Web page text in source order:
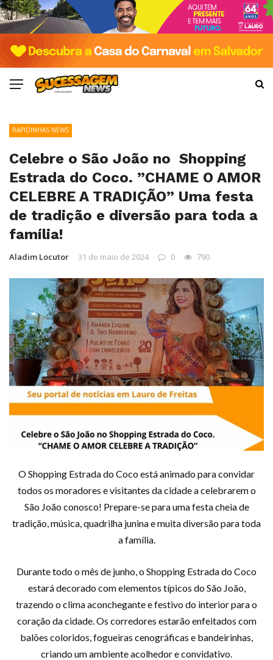
RAPIDINHAS NEWS
Celebre o São João no Shopping
Estrada do Coco. ”CHAME O AMOR
CELEBRE A TRADIÇÃO” Uma festa
de tradição e diversão para toda a
família!
Aladim Locutor 31 de maio de 2024 0 790
O Shopping Estrada do Coco está animado para convidar
todos os moradores e visitantes da cidade a celebrarem o
São João conosco! Prepare-se para uma festa cheia de
tradição, música, quadrilha junina e muita diversão para toda
a família.
Durante todo o mês de junho, o Shopping Estrada do Coco
estará decorado com elementos típicos do São João,
trazendo o clima aconchegante e festivo do interior para o
coração da cidade. Os corredores estarão enfeitados com
balões coloridos, fogueiras cenográficas e bandeirinhas,
criando um ambiente acolhedor e convidativo.